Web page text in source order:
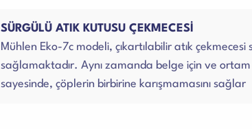
SÜRGÜLÜ ATIK KUTUSU ÇEKMECESİ
Mühlen Eko-7c modeli, çıkartılabilir atık çekmecesi
sağlamaktadır. Aynı zamanda belge için ve ortam
sayesinde, çöplerin birbirine karışmamasını sağlar